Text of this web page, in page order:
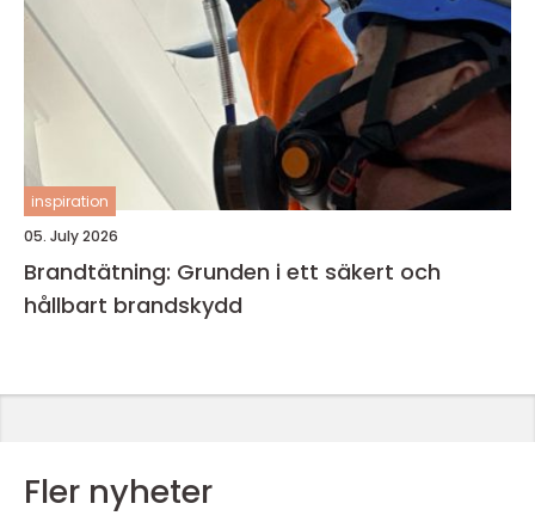
inspiration
05. July 2026
Brandtätning: Grunden i ett säkert och
hållbart brandskydd
Fler nyheter